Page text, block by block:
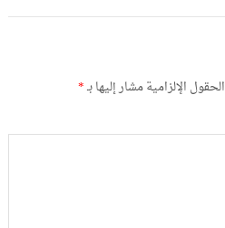
الحقول الإلزامية مشار إليها بـ*